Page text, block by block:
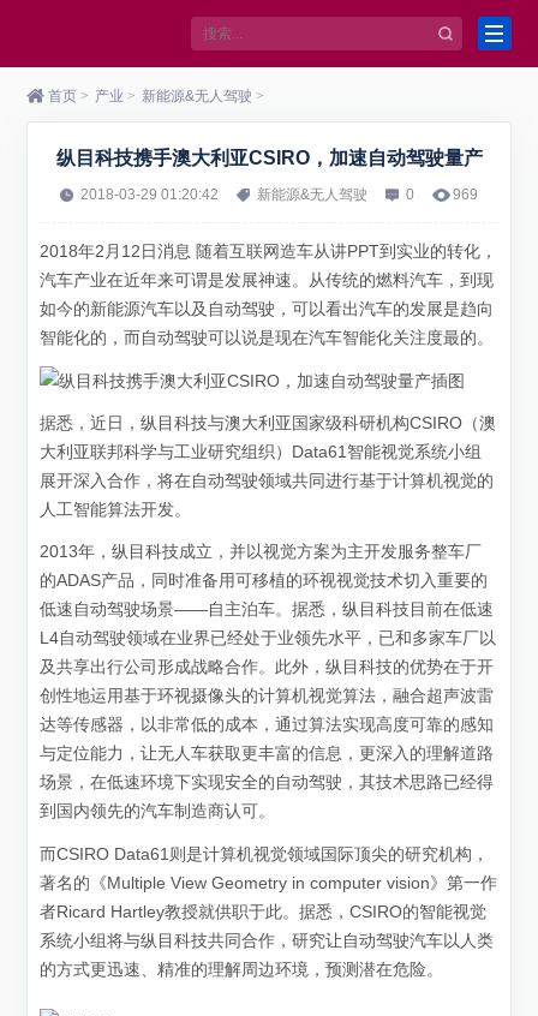
首页 > 产业 > 新能源&无人驾驶 >
纵目科技携手澳大利亚CSIRO，加速自动驾驶量产
2018-03-29 01:20:42 新能源&无人驾驶 0 969
2018年2月12日消息 随着互联网造车从讲PPT到实业的转化，
汽车产业在近年来可谓是发展神速。从传统的燃料汽车，到现
如今的新能源汽车以及自动驾驶，可以看出汽车的发展是趋向
智能化的，而自动驾驶可以说是现在汽车智能化关注度最的。
据悉，近日，纵目科技与澳大利亚国家级科研机构CSIRO（澳
大利亚联邦科学与工业研究组织）Data61智能视觉系统小组
展开深入合作，将在自动驾驶领域共同进行基于计算机视觉的
人工智能算法开发。
2013年，纵目科技成立，并以视觉方案为主开发服务整车厂
的ADAS产品，同时准备用可移植的环视视觉技术切入重要的
低速自动驾驶场景——自主泊车。据悉，纵目科技目前在低速
L4自动驾驶领域在业界已经处于业领先水平，已和多家车厂以
及共享出行公司形成战略合作。此外，纵目科技的优势在于开
创性地运用基于环视摄像头的计算机视觉算法，融合超声波雷
达等传感器，以非常低的成本，通过算法实现高度可靠的感知
与定位能力，让无人车获取更丰富的信息，更深入的理解道路
场景，在低速环境下实现安全的自动驾驶，其技术思路已经得
到国内领先的汽车制造商认可。
而CSIRO Data61则是计算机视觉领域国际顶尖的研究机构，
著名的《Multiple View Geometry in computer vision》第一作
者Ricard Hartley教授就供职于此。据悉，CSIRO的智能视觉
系统小组将与纵目科技共同合作，研究让自动驾驶汽车以人类
的方式更迅速、精准的理解周边环境，预测潜在危险。